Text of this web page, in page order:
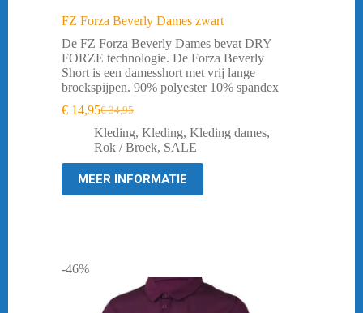
FZ Forza Beverly Dames zwart
De FZ Forza Beverly Dames bevat DRY
FORZE technologie. De Forza Beverly
Short is een damesshort met vrij lange
broekspijpen. 90% polyester 10% spandex
€34,95
Oorspronkelijke
prijs
was:
€ 34,95.
€ 14,95Huidige
prijs
is:
€ 14,95.
Kleding, Kleding, Kleding dames,
Rok / Broek, SALE
MEER INFORMATIE
-46%